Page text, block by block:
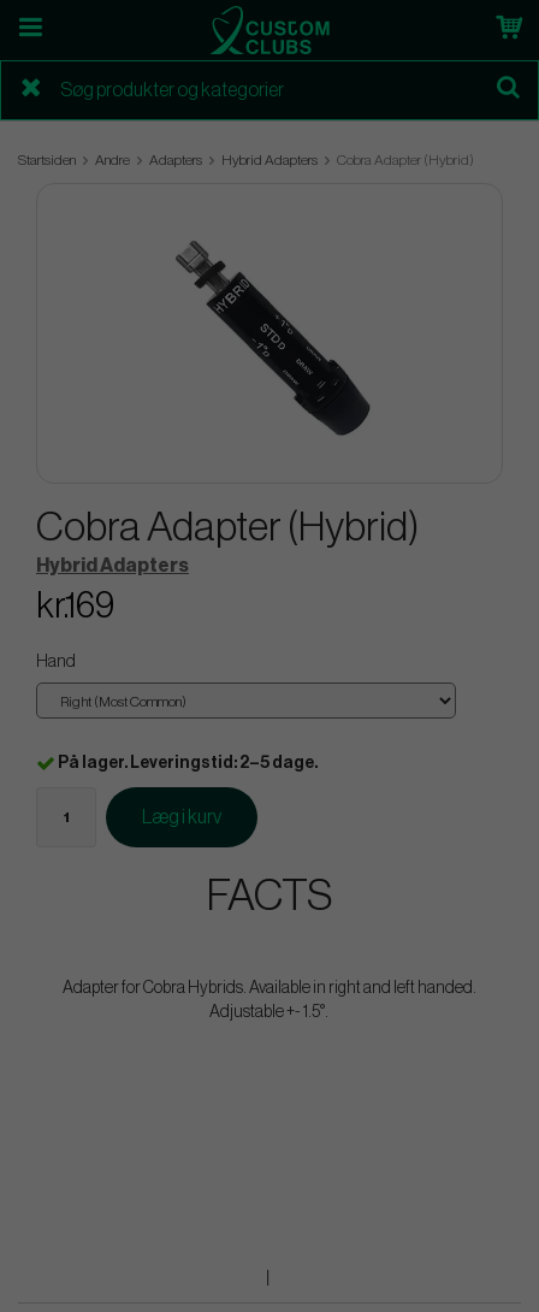
Startsiden Andre Adapters Hybrid Adapters Cobra Adapter (Hybrid)
Cobra Adapter (Hybrid)
Hybrid Adapters
kr.169
Hand
På lager. Leveringstid: 2–5 dage.
Læg i kurv
FACTS
Adapter for Cobra Hybrids. Available in right and left handed.
Adjustable +- 1.5°.